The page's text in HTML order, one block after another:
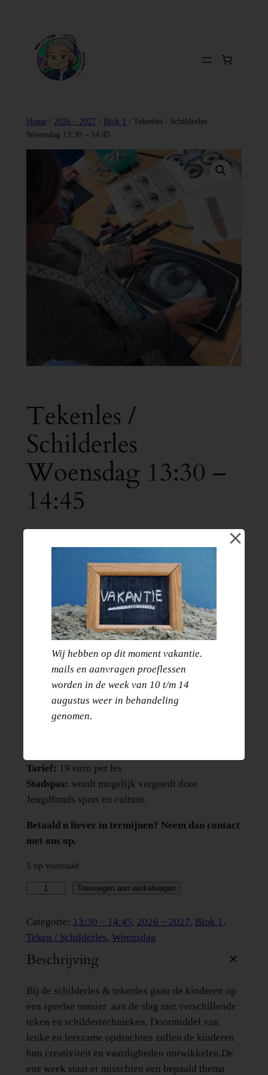
Home/ 2026 – 2027/ Blok 1 / Tekenles / Schilderles
Woensdag 13:30 – 14:45
Tekenles /
Schilderles
Woensdag 13:30 –
14:45
Let op: Is de les vol? Klik dan hier om je kind aan
te melden voor de wachtlijst zodat je bericht krijgt
als er weer plek beschikbaar is.
teken & schilderles
Wanneer:woensdag
Datums blok 1:17 augustus t/m 18 december
( in de herfstvakantie is er geen les)
Aantal lessen:17
13.30 – 14.45
Tarief: 19 euro per les
Stadspas: wordt mogelijk vergoedt door
Jeugdfonds sport en cultuur.
Betaald u liever in termijnen? Neem dan contact
met ons op.
5 op voorraad
k
e
l
Toevoegen aan winkelwagen
Categorie: 13:30 – 14:45, 2026 – 2027, Blok 1
Teken / Schilderles, Woensdag
Beschrijving
Bij de schilderles & tekenles gaan de kinderen op
een speelse manier aan de slag met verschillende
teken en schildertechnieken. Doormiddel van
leuke en leerzame opdrachten zullen de kinderen
hun creativiteit en vaardigheden ontwikkelen.De
ene week staat er misschien een bepaald thema
Wij hebben op dit moment vakantie.
mails en aanvragen proeflessen
worden in de week van 10 t/m 14
augustus weer in behandeling
genomen.